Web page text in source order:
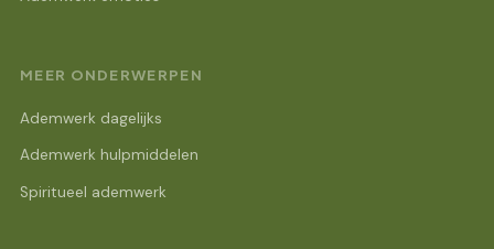
MEER ONDERWERPEN
Ademwerk dagelijks
Ademwerk hulpmiddelen
Spiritueel ademwerk